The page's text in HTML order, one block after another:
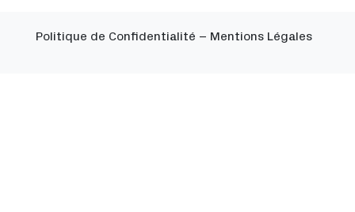
Politique de Confidentialité – Mentions Légales